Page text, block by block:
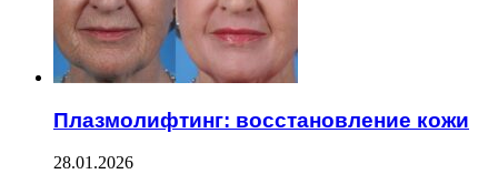
Плазмолифтинг: восстановление кожи
28.01.2026